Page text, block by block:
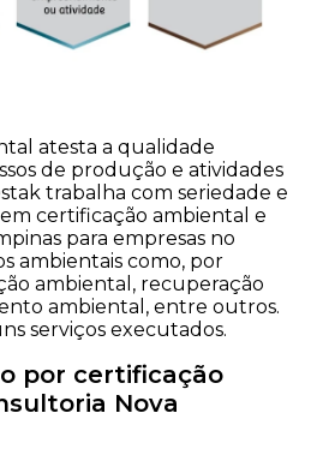
atesta a qualidade
de produção e atividades
trabalha com seriedade e
certificação ambiental e
para empresas no
ambientais como, por
ambiental, recuperação
ambiental, entre outros.
serviços executados.
por certificação
Nova